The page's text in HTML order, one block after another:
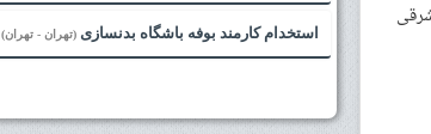
استخدام کارمند بوفه باشگاه بدنسازی (تهران - تهران)